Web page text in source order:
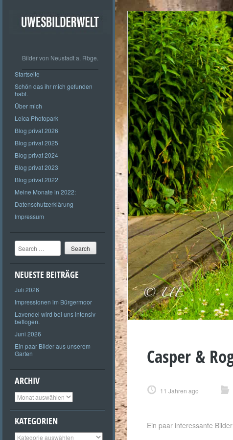
Bilder von Neustadt a. Rbge.
Startseite
Schön das ihr mich gefunden
habt.
Über mich
Leica Photopark
Blog privat 2026
Blog privat 2025
Blog privat 2024
Blog privat 2023
Blog privat 2022
Meine Monate in 2022:
Datenschutzerklärung
Impressum
Search
NEUESTE BEITRÄGE
Juli 2026
Impressionen im Bürgermoor
Lavendel wird bei uns intensiv
beflogen.
Juni 2026
Ein paar Bilder aus unserem
Garten
ARCHIV
Archiv
KATEGORIEN
Kategorien
Casper &
11 Jahren ago
Ein paar interessante